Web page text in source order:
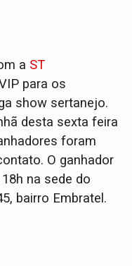
a ST
para os
show sertanejo.
desta sexta feira
foram
O ganhador
na sede do
bairro Embratel.